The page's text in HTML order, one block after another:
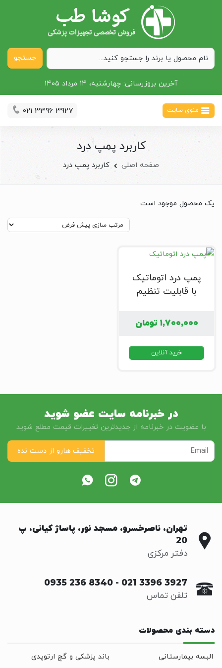
جستجو
آخرین بروزرسانی: چهارشنبه، ۱۴ مرداد ۱۴۰۵
منوی سایت 021 3396 3927
کاربرد پمپ درد
صفحه اصلی کاربرد پمپ درد
یک محصول موجود است
پمپ درد اتوماتیک
با قابلیت تنظیم
۱,۷۰۰,۰۰۰ تومان
خرید آنلاین
در خبرنامه سایت عضو شوید
با عضویت در خبرنامه از جدیدترین تغییرات قیمت مطلع شوید
تهران، ناصرخسرو، مسجد نور، پاساژ کیانی، پ
20
دفتر مرکزی
021 3396 3927
-
0935 236 8340
تلفن تماس
دسته بندی محصولات
البسه بیمارستانی باند پزشکی و گچ ارتوپدی